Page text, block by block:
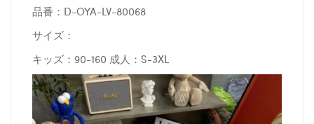
品番：D-OYA-LV-80068
サイズ：
キッズ：90-160 成人：S-3XL